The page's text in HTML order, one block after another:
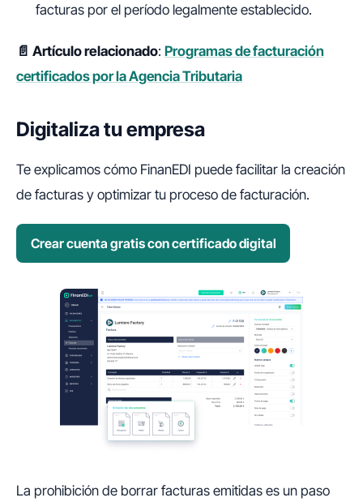
facturas por el período legalmente establecido.
📄 Artículo relacionado: Programas de facturación
certificados por la Agencia Tributaria
Digitaliza tu empresa
Te explicamos cómo FinanEDI puede facilitar la creación
de facturas y optimizar tu proceso de facturación.
Crear cuenta gratis con certificado digital
La prohibición de borrar facturas emitidas es un paso